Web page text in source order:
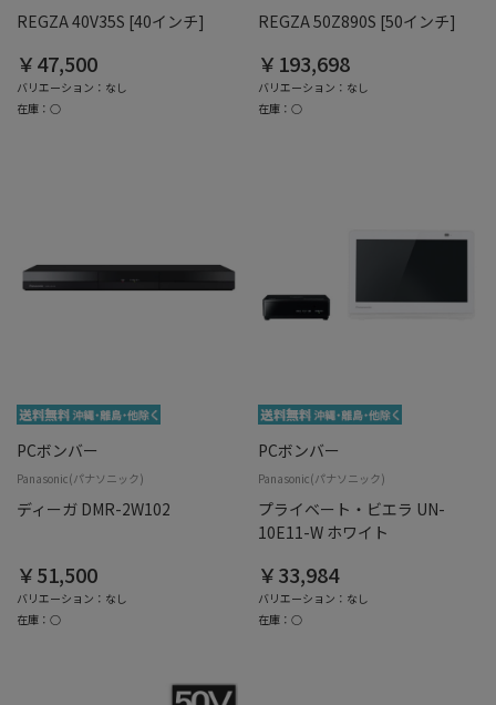
REGZA 40V35S [40インチ]
￥47,500
バリエーション：なし
在庫：○
REGZA 50Z890S [50インチ]
￥193,698
バリエーション：なし
在庫：○
PCボンバー
Panasonic(パナソニック)
ディーガ DMR-2W102
￥51,500
バリエーション：なし
在庫：○
PCボンバー
Panasonic(パナソニック)
プライベート・ビエラ UN-
10E11-W ホワイト
￥33,984
バリエーション：なし
在庫：○